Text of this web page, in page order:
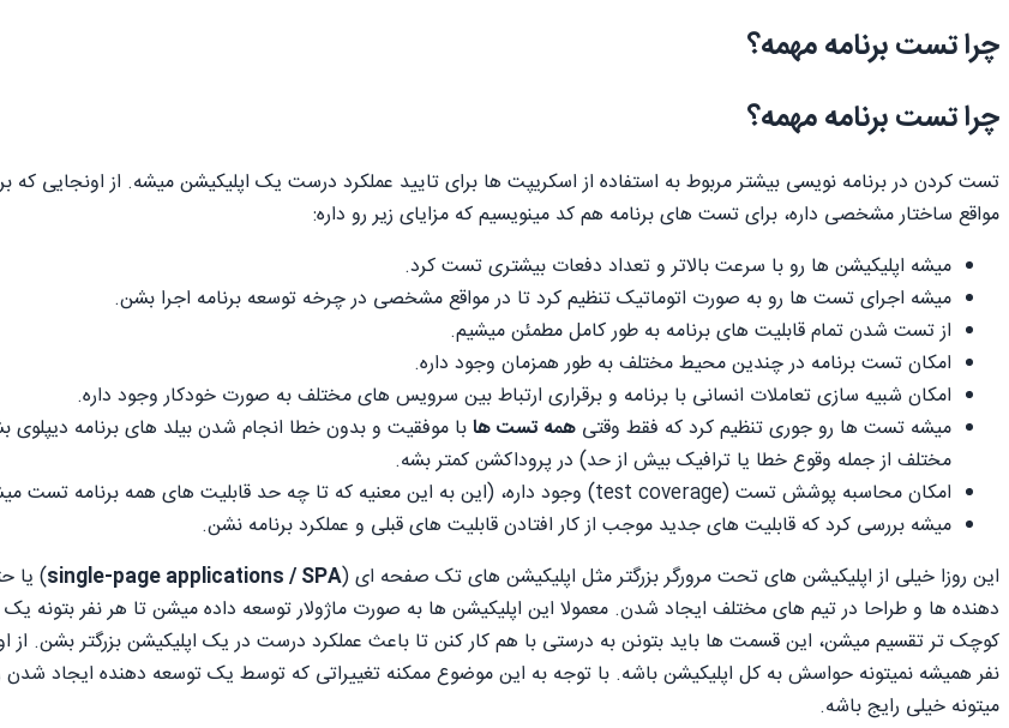
چرا تست برنامه مهمه؟
چرا تست برنامه مهمه؟
تست کردن در برنامه نویسی بیشتر مربوط به استفاده از اسکریپت ها برای تایید عملکرد درست یک اپلیکیشن میشه. از اونجایی
مواقع ساختار مشخصی داره، برای تست های برنامه هم کد مینویسیم که مزایای زیر رو داره:
میشه اپلیکیشن ها رو با سرعت بالاتر و تعداد دفعات بیشتری تست کرد.
میشه اجرای تست ها رو به صورت اتوماتیک تنظیم کرد تا در مواقع مشخصی در چرخه توسعه برنامه اجرا بشن.
از تست شدن تمام قابلیت های برنامه به طور کامل مطمئن میشیم.
امکان تست برنامه در چندین محیط مختلف به طور همزمان وجود داره.
امکان شبیه سازی تعاملات انسانی با برنامه و برقراری ارتباط بین سرویس های مختلف به صورت خودکار وجود داره.
میشه تست ها رو جوری تنظیم کرد که فقط وقتی همه تست ها
مختلف از جمله وقوع خطا یا ترافیک بیش از حد) در پروداکشن کمتر بشه.
امکان محاسبه پوشش تست (test coverage)‌ وجود داره، (این به این معنیه که تا چه حد قابلیت های همه برنامه تست میشن) و میشه از تست شدن قابلیت های جدید مطمئن شد.
میشه بررسی کرد که قابلیت های جدید موجب از کار افتادن قابلیت های قبلی و عملکرد برنامه نشن.
این روزا خیلی از اپلیکیشن های تحت مرورگر بزرگتر مثل اپلیکیشن های تک صفحه ای (single-page applications / SPA) یا
دهنده ها و طراحا در تیم های مختلف ایجاد شدن. معمولا این اپلیکیشن ها به صورت ماژولار توسعه داده میشن تا هر نفر بتونه
کوچک تر تقسیم میشن، این قسمت ها باید بتونن به درستی با هم کار کنن تا باعث عملکرد درست در یک اپلیکیشن بزرگتر بشن.
نفر همیشه نمیتونه حواسش به کل اپلیکیشن باشه. با توجه به این موضوع ممکنه تغییراتی که توسط یک توسعه دهنده ایجاد شدن
میتونه خیلی رایج باشه.